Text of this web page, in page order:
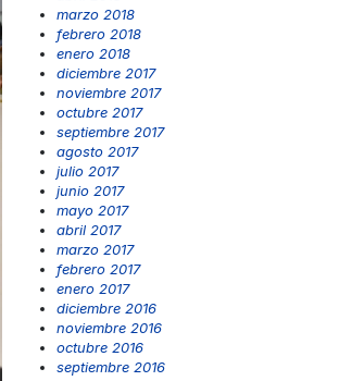
marzo 2018
febrero 2018
enero 2018
diciembre 2017
noviembre 2017
octubre 2017
septiembre 2017
agosto 2017
julio 2017
junio 2017
mayo 2017
abril 2017
marzo 2017
febrero 2017
enero 2017
diciembre 2016
noviembre 2016
octubre 2016
septiembre 2016